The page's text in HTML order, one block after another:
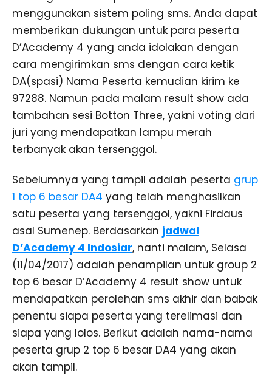
menggunakan sistem poling sms. Anda dapat
memberikan dukungan untuk para peserta
D’Academy 4 yang anda idolakan dengan
cara mengirimkan sms dengan cara ketik
DA(spasi) Nama Peserta kemudian kirim ke
97288. Namun pada malam result show ada
tambahan sesi Botton Three, yakni voting dari
juri yang mendapatkan lampu merah
terbanyak akan tersenggol.
Sebelumnya yang tampil adalah peserta grup
1 top 6 besar DA4 yang telah menghasilkan
satu peserta yang tersenggol, yakni Firdaus
asal Sumenep. Berdasarkan jadwal
D’Academy 4 Indosiar, nanti malam, Selasa
(11/04/2017) adalah penampilan untuk group 2
top 6 besar D’Academy 4 result show untuk
mendapatkan perolehan sms akhir dan babak
penentu siapa peserta yang terelimasi dan
siapa yang lolos. Berikut adalah nama-nama
peserta grup 2 top 6 besar DA4 yang akan
akan tampil.